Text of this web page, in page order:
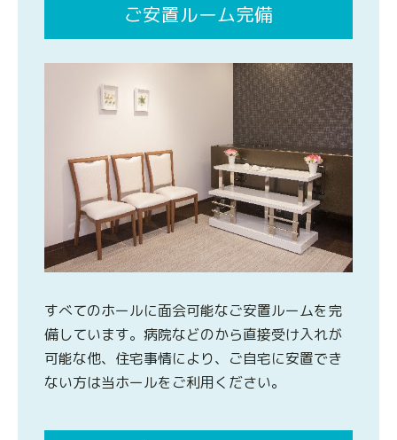
ご安置ルーム完備
すべてのホールに面会可能なご安置ルームを完
備しています。病院などのから直接受け入れが
可能な他、住宅事情により、ご自宅に安置でき
ない方は当ホールをご利用ください。